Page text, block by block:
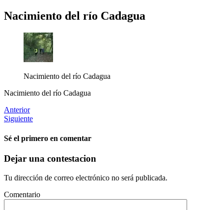
Nacimiento del río Cadagua
Nacimiento del río Cadagua
Nacimiento del río Cadagua
Anterior
Siguiente
Sé el primero en comentar
Dejar una contestacion
Tu dirección de correo electrónico no será publicada.
Comentario